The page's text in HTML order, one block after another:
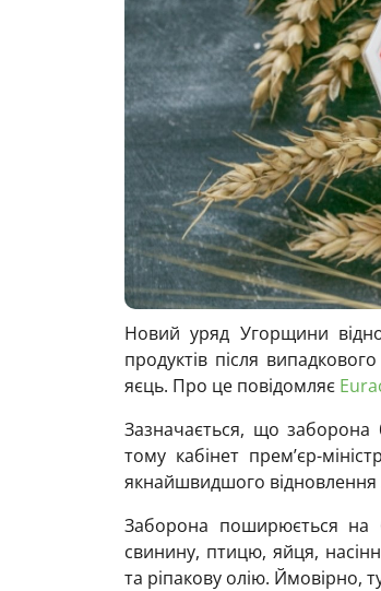
Новий уряд Угорщини
продуктів після
яєць. Про це повідомляє
Зазначається, що заборона
тому кабінет прем’єр-
якнайшвидшого
Заборона поширюється на
свинину, птицю, яйця,
та ріпакову олію. Ймовірно,